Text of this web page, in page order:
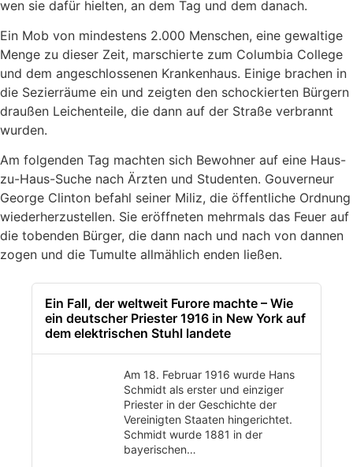
wen sie dafür hielten, an dem Tag und dem danach.
Ein Mob von mindestens 2.000 Menschen, eine gewaltige
Menge zu dieser Zeit, marschierte zum Columbia College
und dem angeschlossenen Krankenhaus. Einige brachen in
die Sezierräume ein und zeigten den schockierten Bürgern
draußen Leichenteile, die dann auf der Straße verbrannt
wurden.
Am folgenden Tag machten sich Bewohner auf eine Haus-
zu-Haus-Suche nach Ärzten und Studenten. Gouverneur
George Clinton befahl seiner Miliz, die öffentliche Ordnung
wiederherzustellen. Sie eröffneten mehrmals das Feuer auf
die tobenden Bürger, die dann nach und nach von dannen
zogen und die Tumulte allmählich enden ließen.
Ein Fall, der weltweit Furore machte – Wie
ein deutscher Priester 1916 in New York auf
dem elektrischen Stuhl landete
Am 18. Februar 1916 wurde Hans
Schmidt als erster und einziger
Priester in der Geschichte der
Vereinigten Staaten hingerichtet.
Schmidt wurde 1881 in der
bayerischen…